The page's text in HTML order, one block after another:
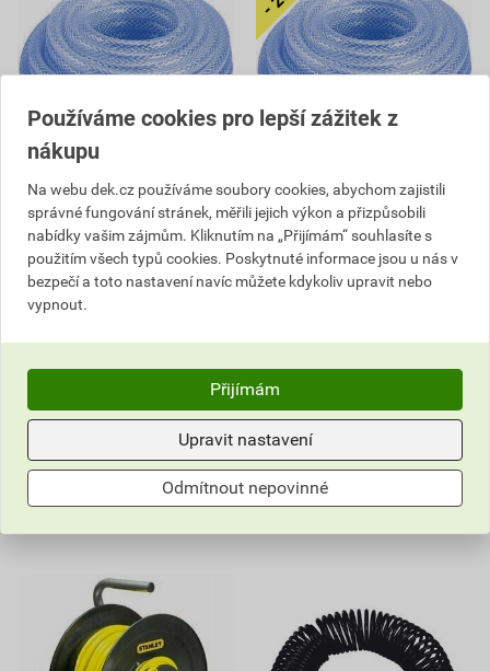
Hadice vysokotlaká Einhell
10 m
831,32 Kč
698,30Kč
cena za ks s DPH
Skladem u dodavatele
Můžete mít 13.08. v prodejně
ks
Do košíku
698,30 Kč celkem s DPH
Hadice vysokotlaká Einhell
15 m
620,00 Kč
440,98Kč
Skladem u dodavatele
Můžete mít 13.08. v prodejně
ks
Do košíku
440,98 Kč celkem s DPH
Používáme cookies pro lepší zážitek z
nákupu
Na webu dek.cz používáme soubory cookies, abychom zajistili
správné fungování stránek, měřili jejich výkon a přizpůsobili
nabídky vašim zájmům. Kliknutím na „Přijímám“ souhlasíte s
použitím všech typů cookies. Poskytnuté informace jsou u nás v
bezpečí a toto nastavení navíc můžete kdykoliv upravit nebo
vypnout.
Přijímám
Upravit nastavení
Odmítnout nepovinné